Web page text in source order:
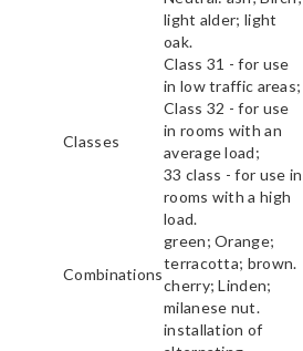
light alder; light
oak.
Classes
Class 31 - for use
in low traffic areas;
Class 32 - for use
in rooms with an
average load;
33 class - for use in
rooms with a high
load.
Combinations
green; Orange;
terracotta; brown.
cherry; Linden;
milanese nut.
installation of